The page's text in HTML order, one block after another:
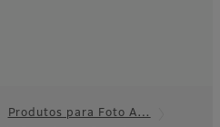
Produtos para Foto A…